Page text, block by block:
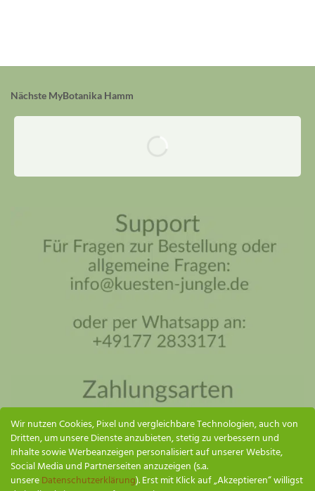
Nächste MyBotanika Hamm
Wir nutzen Cookies, Pixel und vergleichbare Technologien, auch von
Dritten, um unsere Dienste anzubieten, stetig zu verbessern und
Inhalte sowie Werbeanzeigen personalisiert auf unserer Website,
Social Media und Partnerseiten anzuzeigen (s.a.
unsereDatenschutzerklärung). Erst mit Klick auf „Akzeptieren“ willigst
Küsten Jungle Assistent